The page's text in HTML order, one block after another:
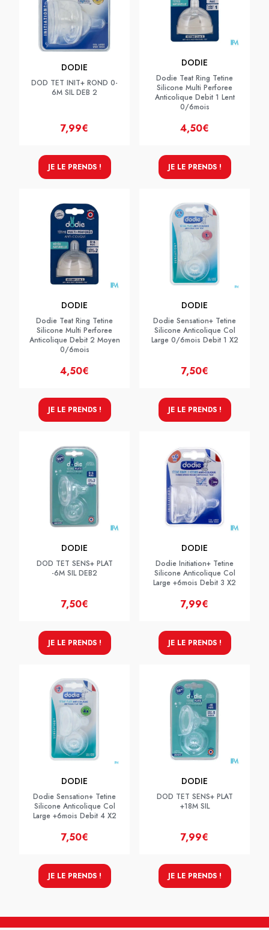
DODIE
DOD TET INIT+ ROND 0-
6M SIL DEB 2
7,99€
JE LE PRENDS !
DODIE
Dodie Teat Ring Tetine
Silicone Multi Perforee
Anticolique Debit 1 Lent
0/6mois
4,50€
JE LE PRENDS !
DODIE
Dodie Teat Ring Tetine
Silicone Multi Perforee
Anticolique Debit 2 Moyen
0/6mois
4,50€
JE LE PRENDS !
DODIE
Dodie Sensation+ Tetine
Silicone Anticolique Col
Large 0/6mois Debit 1 X2
7,50€
JE LE PRENDS !
DODIE
DOD TET SENS+ PLAT
-6M SIL DEB2
7,50€
JE LE PRENDS !
DODIE
Dodie Initiation+ Tetine
Silicone Anticolique Col
Large +6mois Debit 3 X2
7,99€
JE LE PRENDS !
DODIE
Dodie Sensation+ Tetine
Silicone Anticolique Col
Large +6mois Debit 4 X2
7,50€
JE LE PRENDS !
DODIE
DOD TET SENS+ PLAT
+18M SIL
7,99€
JE LE PRENDS !